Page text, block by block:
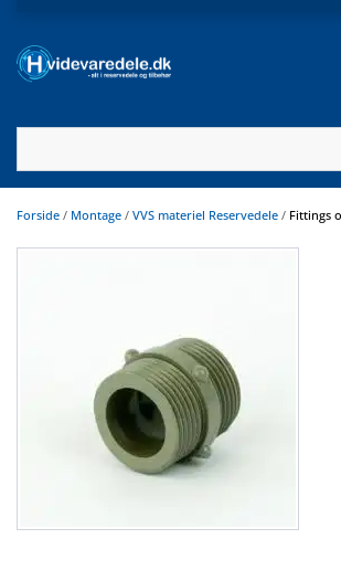
Forside / Montage / VVS materiel Reservedele / Fittings